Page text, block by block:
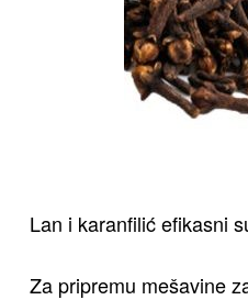
Lan i karanfilić efikasni
Za pripremu mešavine